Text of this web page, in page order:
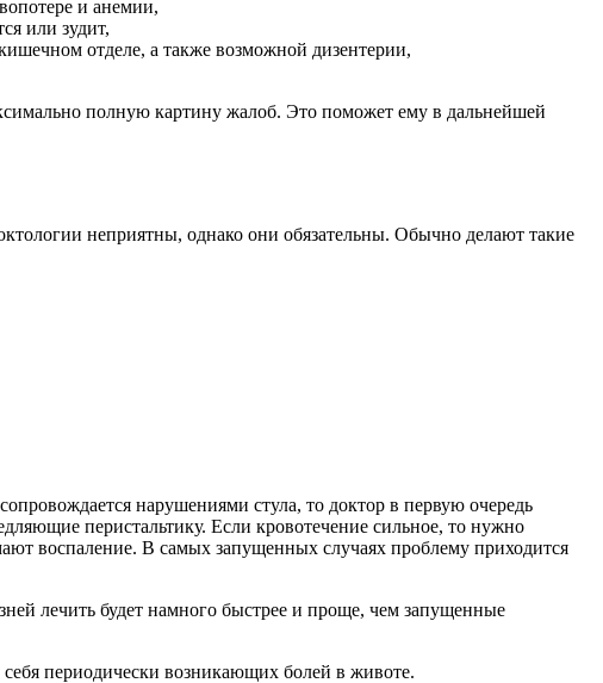
и анемии,
или зудит,
отделе, а также возможной дизентерии,
полную картину жалоб. Это поможет ему в дальнейшей
неприятны, однако они обязательны. Обычно делают такие
нарушениями стула, то доктор в первую очередь
перистальтику. Если кровотечение сильное, то нужно
воспаление. В самых запущенных случаях проблему приходится
лечить будет намного быстрее и проще, чем запущенные
периодически возникающих болей в животе.